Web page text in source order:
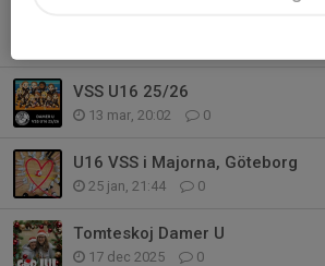
VSS U16 25/26
13 mar, 20:02 0
U16 VSS i Majorna, Göteborg
25 jan, 21:44 0
Tomteskoj Damer U
17 dec 2025 0